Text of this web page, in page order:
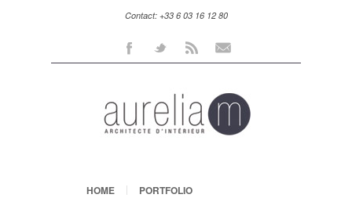
Contact: +33 6 03 16 12 80
FacebookTwitter Rss
HOME
PORTFOLIO